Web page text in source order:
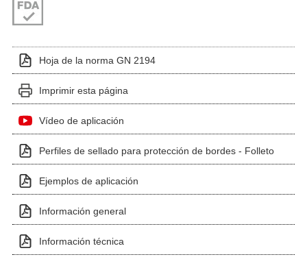
Hoja de la norma GN 2194
Imprimir esta página
Vídeo de aplicación
Perfiles de sellado para protección de bordes - Folleto
Ejemplos de aplicación
Información general
Información técnica